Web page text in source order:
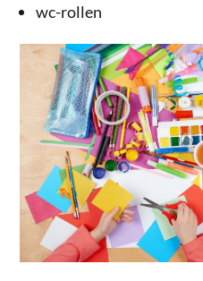
wc-rollen